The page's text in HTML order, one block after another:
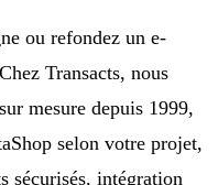
ou refondez un e-
Transacts, nous
mesure depuis 1999,
selon votre projet,
sécurisés, intégration